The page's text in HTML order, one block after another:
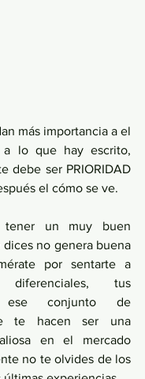
más importancia a el
lo que hay escrito,
debe ser PRIORIDAD
el cómo se ve.
tener un muy buen
no genera buena
por sentarte a
tus
ese conjunto de
te hacen ser una
en el mercado
no te olvides de los